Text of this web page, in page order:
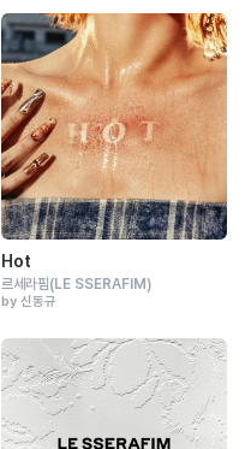
Hot
르세라핌(LE SSERAFIM)
by 신동규